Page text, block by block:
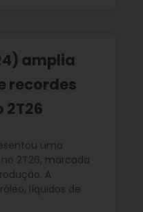
amplia
recordes
2T26
uma
2T26, marcada
A
líquidos de